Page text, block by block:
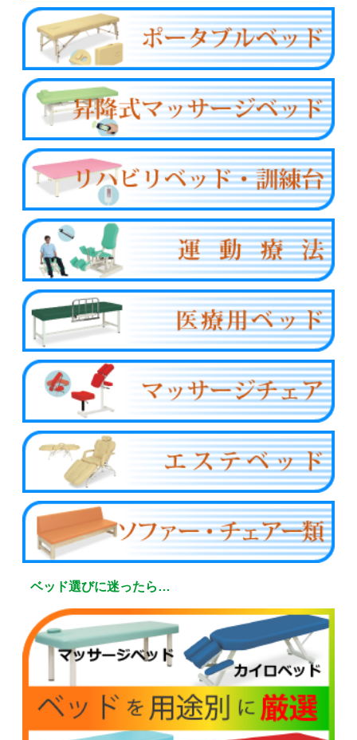
ベッド選びに迷ったら…